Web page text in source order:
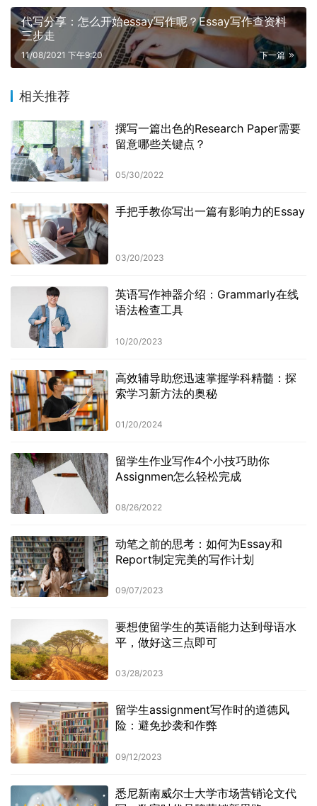
代写分享：怎么开始essay写作呢？Essay写作查资料
三步走
下一篇
11/08/2021 下午9:20
相关推荐
撰写一篇出色的Research Paper需要
留意哪些关键点？
05/30/2022
手把手教你写出一篇有影响力的Essay
03/20/2023
英语写作神器介绍：Grammarly在线
语法检查工具
10/20/2023
高效辅导助您迅速掌握学科精髓：探
索学习新方法的奥秘
01/20/2024
留学生作业写作4个小技巧助你
Assignmen怎么轻松完成
08/26/2022
动笔之前的思考：如何为Essay和
Report制定完美的写作计划
09/07/2023
要想使留学生的英语能力达到母语水
平，做好这三点即可
03/28/2023
留学生assignment写作时的道德风
险：避免抄袭和作弊
09/12/2023
悉尼新南威尔士大学市场营销论文代